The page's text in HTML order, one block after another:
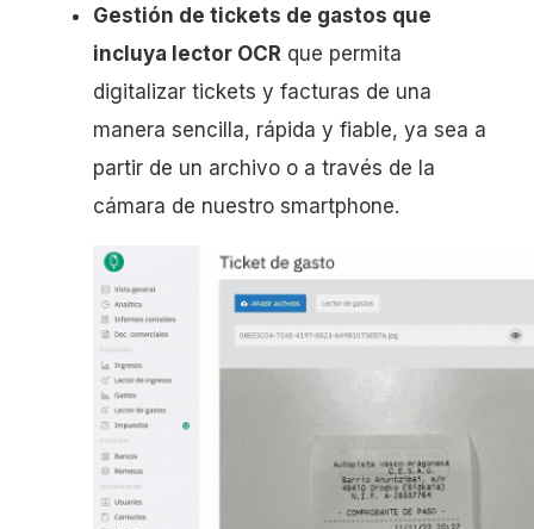
Gestión de tickets de gastos que
incluya lector OCR que permita
digitalizar tickets y facturas de una
manera sencilla, rápida y fiable, ya sea a
partir de un archivo o a través de la
cámara de nuestro smartphone.